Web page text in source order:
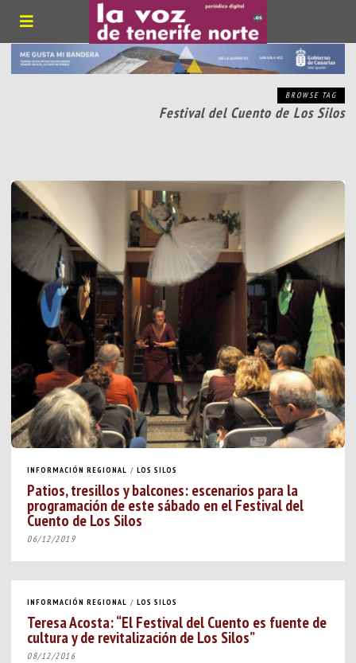
BROWSE TAG
Festival del Cuento de Los Silos
INFORMACIÓN REGIONAL / LOS SILOS
Patios, tresillos y balcones: escenarios para la
programación de este sábado en el Festival del
Cuento de Los Silos
06/12/2019
INFORMACIÓN REGIONAL / LOS SILOS
Teresa Acosta: “El Festival del Cuento es fuente de
cultura y de revitalización de Los Silos”
08/12/2016